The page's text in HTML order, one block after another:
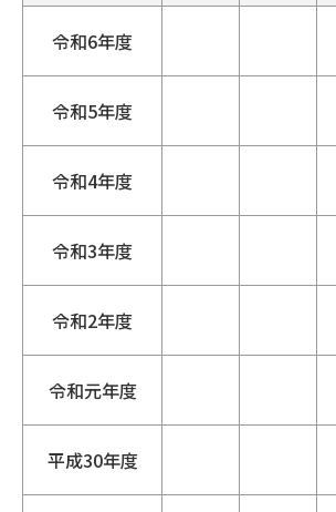
令和6年度
令和5年度
令和4年度
令和3年度
令和2年度
令和元年度
平成30年度